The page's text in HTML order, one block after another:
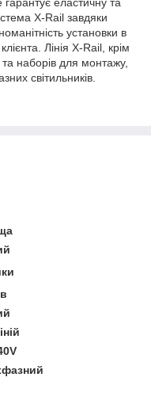
X-Rail завдяки
установки в
Лінія X-Rail, крім
наборів для монтажу,
світильників.